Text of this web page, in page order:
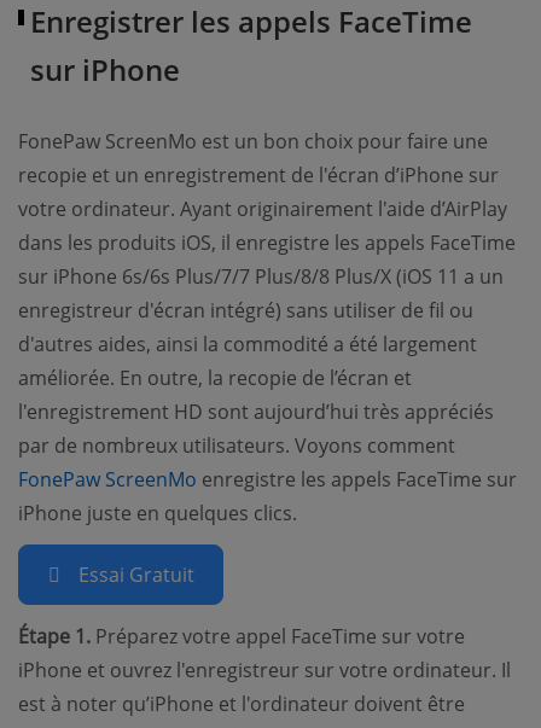
Enregistrer les appels FaceTime
sur iPhone
FonePaw ScreenMo est un bon choix pour faire une
recopie et un enregistrement de l'écran d’iPhone sur
votre ordinateur. Ayant originairement l'aide d’AirPlay
dans les produits iOS, il enregistre les appels FaceTime
sur iPhone 6s/6s Plus/7/7 Plus/8/8 Plus/X (iOS 11 a un
enregistreur d'écran intégré) sans utiliser de fil ou
d'autres aides, ainsi la commodité a été largement
améliorée. En outre, la recopie de l’écran et
l'enregistrement HD sont aujourd’hui très appréciés
par de nombreux utilisateurs. Voyons comment
FonePaw ScreenMo (opens new window)
enregistre les appels FaceTime sur
iPhone juste en quelques clics.
Essai Gratuit
Étape 1. Préparez votre appel FaceTime sur votre
iPhone et ouvrez l'enregistreur sur votre ordinateur. Il
est à noter qu’iPhone et l'ordinateur doivent être